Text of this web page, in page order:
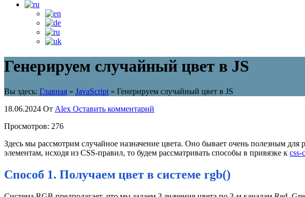
Генерируем случайный цвет в JS
Вы здесь: Главная » JavaScript » Генерируем случайный цвет в JS
18.06.2024 От Alex Оставить комментарий
Просмотров: 276
Здесь мы рассмотрим случайное назначение цвета. Оно бывает очень полезным
элементам, исходя из CSS-правил, то будем рассматривать способы в привязке к css-
Способ 1. Получаем цвет в системе rgb()